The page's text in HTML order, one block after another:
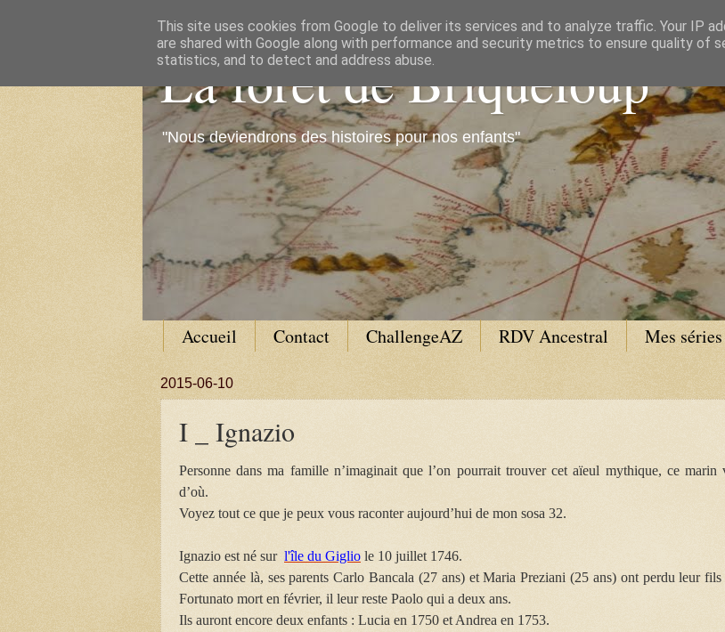
La forêt de Briqueloup
"Nous deviendrons des histoires pour nos enfants"
Accueil Contact ChallengeAZ RDV Ancestral Mes séries
2015-06-10
I _ Ignazio
Personne dans ma famille n’imaginait que l’on pourrait trouver cet aïeul mythique, ce marin
d’où.
Voyez tout ce que je peux vous raconter aujourd’hui de mon sosa 32.
Ignazio est né sur l'île du Giglio le 10 juillet 1746.
Cette année là, ses parents Carlo Bancala (27 ans) et Maria Preziani (25 ans) ont perdu leur
Fortunato mort en février, il leur reste Paolo qui a deux ans.
Ils auront encore deux enfants : Lucia en 1750 et Andrea en 1753.
This site uses cookies from Google to deliver its services and to analyze traffic. Your IP
are shared with Google along with performance and security metrics to ensure quality of
statistics, and to detect and address abuse.